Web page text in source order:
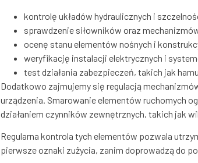
kontrolę układów hydraulicznych i
sprawdzenie siłowników oraz
ocenę stanu elementów nośnych i
weryfikację instalacji elektrycznych i
test działania zabezpieczeń, takich jak
Dodatkowo zajmujemy się regulacją
urządzenia. Smarowanie elementów ruchomych
działaniem czynników zewnętrznych, takich jak
Regularna kontrola tych elementów pozwala
pierwsze oznaki zużycia, zanim doprowadzą do